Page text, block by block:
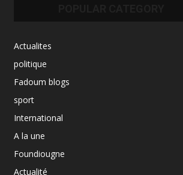
Actualites
politique
Fadoum blogs
sport
International
A la une
Foundiougne
Actualité